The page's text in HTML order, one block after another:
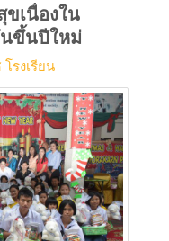
ขเนื่องใน
ขึ้นปีใหม่
รงเรียน